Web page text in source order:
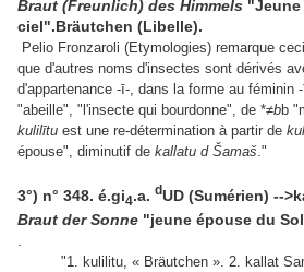
Braut (Freunlich) des Himmels "Jeune
ciel".Bräutchen (Libelle).
Pelio Fronzaroli (Etymologies) remarque
que d'autres noms d'insectes sont dérivés
d'appartenance -ī-, dans la forme au féminin
"abeille", "l'insecte qui bourdonne", de *≠bb
kulilītu est une re-détermination à partir de
épouse", diminutif de kallatu d Šamaš ."
3°) n° 348. é.gi4.a. dUD (Sumérien) --
Braut der Sonne "jeune épouse du
"1. kulilitu, « Bräutchen ». 2. kallat